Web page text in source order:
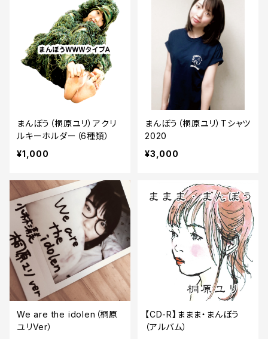
まんぼう（桐原ユリ）アクリ
ルキーホルダー（6種類）
¥1,000
まんぼう（桐原ユリ）Tシャツ
2020
¥3,000
We are the idolen（桐原
ユリVer）
【CD-R】ままま・まんぼう
（アルバム）